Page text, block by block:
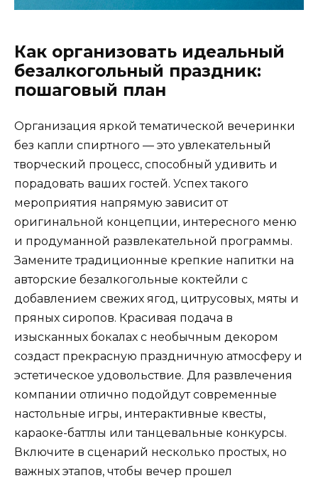
Как организовать идеальный
безалкогольный праздник:
пошаговый план
Организация яркой тематической вечеринки
без капли спиртного — это увлекательный
творческий процесс, способный удивить и
порадовать ваших гостей. Успех такого
мероприятия напрямую зависит от
оригинальной концепции, интересного меню
и продуманной развлекательной программы.
Замените традиционные крепкие напитки на
авторские безалкогольные коктейли с
добавлением свежих ягод, цитрусовых, мяты и
пряных сиропов. Красивая подача в
изысканных бокалах с необычным декором
создаст прекрасную праздничную атмосферу и
эстетическое удовольствие. Для развлечения
компании отлично подойдут современные
настольные игры, интерактивные квесты,
караоке-баттлы или танцевальные конкурсы.
Включите в сценарий несколько простых, но
важных этапов, чтобы вечер прошел